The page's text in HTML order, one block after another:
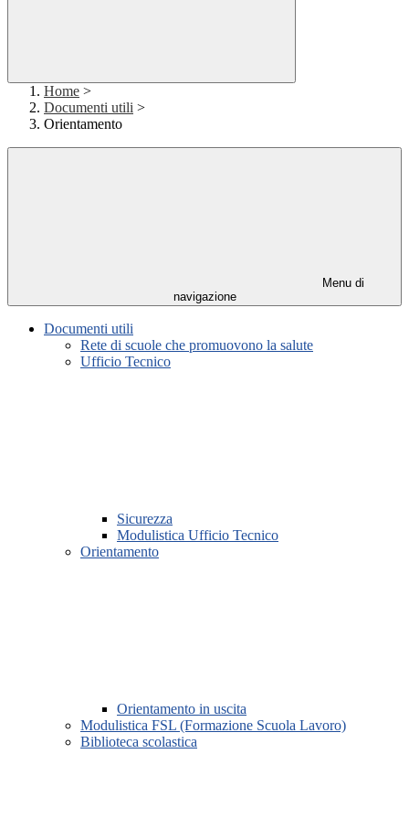
Home >
Documenti utili >
Orientamento
Menu di
navigazione
Documenti utili
Rete di scuole che promuovono la salute
Ufficio Tecnico
Sicurezza
Modulistica Ufficio Tecnico
Orientamento
Orientamento in uscita
Modulistica FSL (Formazione Scuola Lavoro)
Biblioteca scolastica